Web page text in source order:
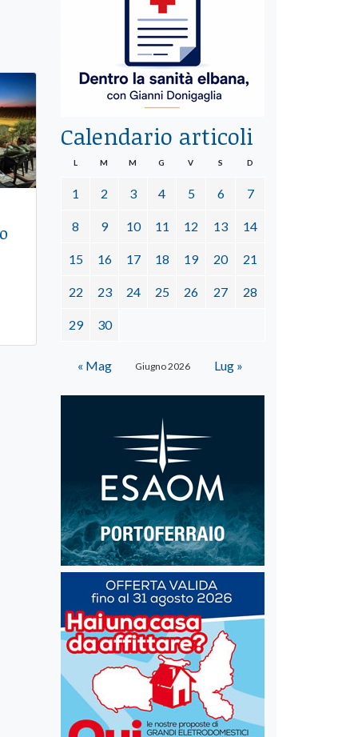
Calendario articoli
Giugno 2026
L M M G V S D
1 2 3 4 5 6 7
8 9 10 11 12 13 14
15 16 17 18 19 20 21
22 23 24 25 26 27 28
29 30
« Mag Lug »